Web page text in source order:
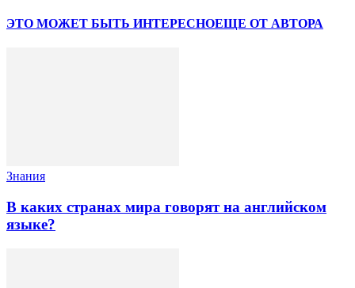
ЭТО МОЖЕТ БЫТЬ ИНТЕРЕСНОЕЩЕ ОТ АВТОРА
Знания
В каких странах мира говорят на английском
языке?